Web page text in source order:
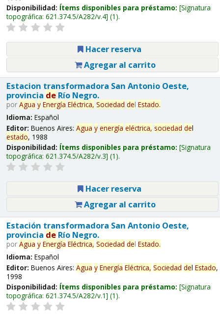
Disponibilidad: Ítems disponibles para préstamo: Signatura
topográfica: 621.374.5/A282/v.4 (1).
Hacer reserva
Agregar al carrito
Estacion transformadora San Antonio Oeste,
provincia deRío Negro.
por Agua y Energía Eléctrica, Sociedad del Estado.
Idioma: Español
Editor: Buenos Aires: Agua y energía eléctrica, sociedad del
estado, 1988
Disponibilidad: Ítems disponibles para préstamo: Signatura
topográfica: 621.374.5/A282/v.3 (1).
Hacer reserva
Agregar al carrito
Estación transformadora San Antonio Oeste,
provincia deRío Negro.
por Agua y Energía Eléctrica, Sociedad del Estado.
Idioma: Español
Editor: Buenos Aires: Agua y Energía Eléctrica, Sociedad del Estado,
1998
Disponibilidad: Ítems disponibles para préstamo: Signatura
topográfica: 621.374.5/A282/v.1 (1).